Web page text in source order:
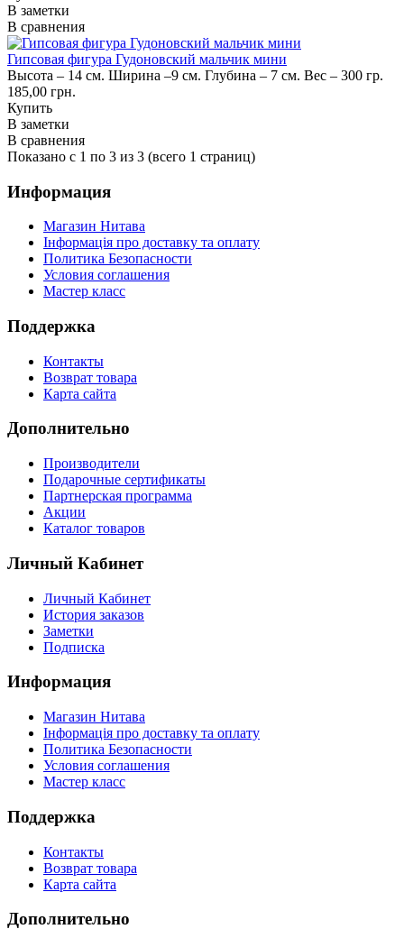
В заметки
В сравнения
Гипсовая фигура Гудоновский мальчик мини
Высота – 14 см. Ширина –9 см. Глубина – 7 см. Вес – 300 гр.
185,00 грн.
Купить
В заметки
В сравнения
Показано с 1 по 3 из 3 (всего 1 страниц)
Информация
Магазин Нитава
Інформація про доставку та оплату
Политика Безопасности
Условия соглашения
Мастер класс
Поддержка
Контакты
Возврат товара
Карта сайта
Дополнительно
Производители
Подарочные сертификаты
Партнерская программа
Акции
Каталог товаров
Личный Кабинет
Личный Кабинет
История заказов
Заметки
Подписка
Информация
Магазин Нитава
Інформація про доставку та оплату
Политика Безопасности
Условия соглашения
Мастер класс
Поддержка
Контакты
Возврат товара
Карта сайта
Дополнительно